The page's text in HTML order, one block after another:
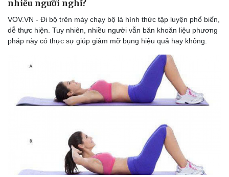
Sành điệu
Tin Công nghệ
Trải nghiệm
Chuyển đổi số
nhiều người nghĩ?
VOV.VN - Đi bộ trên máy chạy bộ là hình thức tập luyện phổ biến,
dễ thực hiện. Tuy nhiên, nhiều người vẫn băn khoăn liệu phương
pháp này có thực sự giúp giảm mỡ bụng hiệu quả hay không.